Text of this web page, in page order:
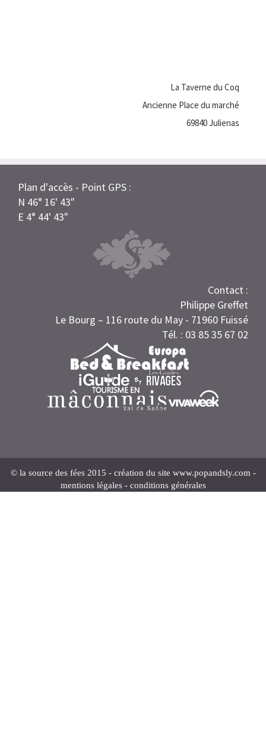
La Taverne du Coq
Ancienne Place du marché
69840 Julienas
Plan d'accès - Point GPS :
N 46° 16' 43"
E 4° 44' 43"
Contact :
Philippe Greffet
Le Bourg – 116 route du May - 71960 Fuissé
Tél. : 03 85 35 67 02
© la source des fées 2015 - création du site www.popandsly.com -
mentions légales- conditions générales